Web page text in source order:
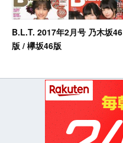
B.L.T. 2017年2月号 乃木坂46
版 / 欅坂46版